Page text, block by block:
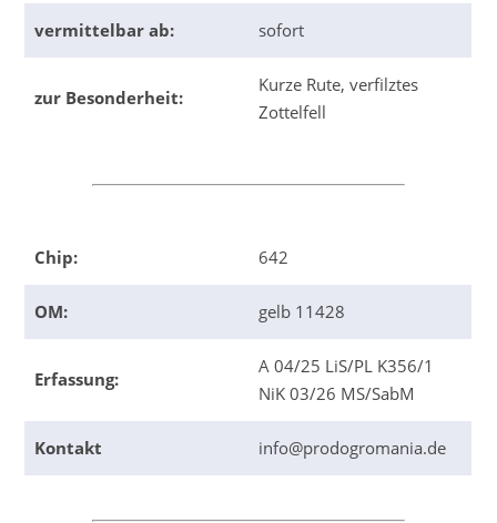
vermittelbar ab: sofort
zur Besonderheit:
Kurze Rute, verfilztes
Zottelfell
Chip: 642
OM: gelb 11428
Erfassung:
A 04/25 LiS/PL K356/1
NiK 03/26 MS/SabM
Kontakt info@prodogromania.de